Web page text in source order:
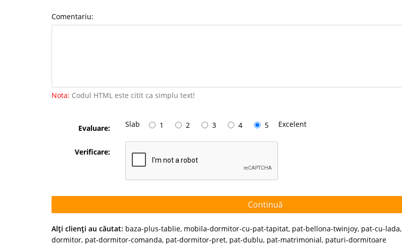
Comentariu:
Nota: Codul HTML este citit ca simplu text!
Evaluare: Slab 1 2 3 4 5 Excelent
Verificare:
Continuă
Alţi clienţi au căutat: baza-plus-tablie, mobila-dormitor-cu-pat-tapitat, pat-bellona-twinjoy, pat-cu-lada,
dormitor, pat-dormitor-comanda, pat-dormitor-pret, pat-dublu, pat-matrimonial, paturi-dormitoare